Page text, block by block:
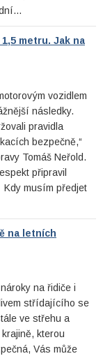
metru. Jak na
vozidlem
následky.
pravidla
bezpečně,“
Tomáš Neřold.
připravil
musím předjet
na letních
na řidiče i
střídajícího se
ve střehu a
kterou
Vás může